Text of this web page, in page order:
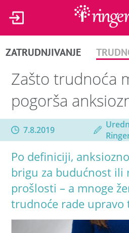
ZATRUDNJIVANJE
Zašto trudnoća
pogorša
7.8.2019
Po definiciji,
brigu za budućnost ili
prošlosti – a mnoge
trudnoće rade upravo